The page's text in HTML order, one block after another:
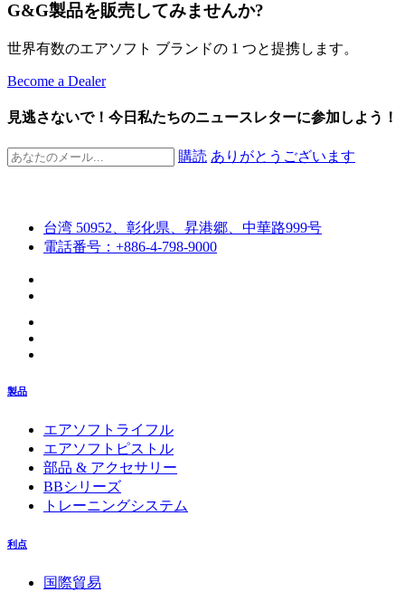
G&G製品を販売してみませんか?
世界有数のエアソフト ブランドの 1 つと提携します。
Become a Dealer
見逃さないで！今日私たちのニュースレターに参加しよう！
購読 ありがとうございます
台湾 50952、彰化県、昇港郷、中華路999号
電話番号：+886-4-798-9000
製品
エアソフトライフル
エアソフトピストル
部品 & アクセサリー
BBシリーズ
トレーニングシステム
利点
国際貿易